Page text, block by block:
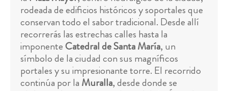
rodeada de edificios históricos y soportales que
conservan todo el sabor tradicional. Desde allí
recorrerás las estrechas calles hasta la
imponenteCatedral de Santa María, un
símbolo de la ciudad con sus magníficos
portales y su impresionante torre. El recorrido
continúa por la Muralla, desde donde se